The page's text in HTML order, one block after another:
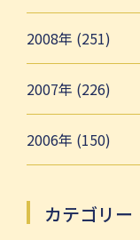
2008年 (251)
2007年 (226)
2006年 (150)
カテゴリー